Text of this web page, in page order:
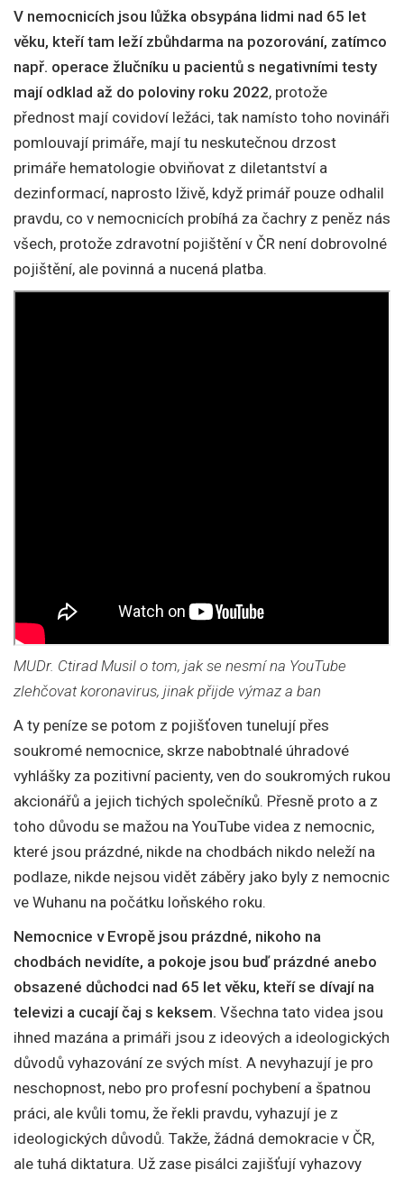
V nemocnicích jsou lůžka obsypána lidmi nad 65 let
věku, kteří tam leží zbůhdarma na pozorování, zatímco
např. operace žlučníku u pacientů s negativními testy
mají odklad až do poloviny roku 2022, protože
přednost mají covidoví ležáci, tak namísto toho novináři
pomlouvají primáře, mají tu neskutečnou drzost
primáře hematologie obviňovat z diletantství a
dezinformací, naprosto lživě, když primář pouze odhalil
pravdu, co v nemocnicích probíhá za čachry z peněz nás
všech, protože zdravotní pojištění v ČR není dobrovolné
pojištění, ale povinná a nucená platba.
MUDr. Ctirad Musil o tom, jak se nesmí na YouTube
zlehčovat koronavirus, jinak přijde výmaz a ban
A ty peníze se potom z pojišťoven tunelují přes
soukromé nemocnice, skrze nabobtnalé úhradové
vyhlášky za pozitivní pacienty, ven do soukromých rukou
akcionářů a jejich tichých společníků. Přesně proto a z
toho důvodu se mažou na YouTube videa z nemocnic,
které jsou prázdné, nikde na chodbách nikdo neleží na
podlaze, nikde nejsou vidět záběry jako byly z nemocnic
ve Wuhanu na počátku loňského roku.
Nemocnice v Evropě jsou prázdné, nikoho na
chodbách nevidíte, a pokoje jsou buď prázdné anebo
obsazené důchodci nad 65 let věku, kteří se dívají na
televizi a cucají čaj s keksem. Všechna tato videa jsou
ihned mazána a primáři jsou z ideových a ideologických
důvodů vyhazování ze svých míst. A nevyhazují je pro
neschopnost, nebo pro profesní pochybení a špatnou
práci, ale kvůli tomu, že řekli pravdu, vyhazují je z
ideologických důvodů. Takže, žádná demokracie v ČR,
ale tuhá diktatura. Už zase pisálci zajišťují vyhazovy